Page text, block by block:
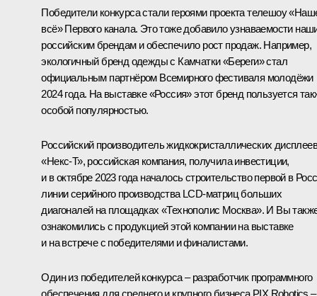
Победители конкурса стали героями проекта телешоу
всё» Первого канала. Это тоже добавило узнаваемости
российским брендам и обеспечило рост продаж. Например,
экологичный бренд одежды с Камчатки «Береги» стал
официальным партнёром Всемирного фестиваля молодёжи
2024 года. На выставке «Россия» этот бренд пользуется
особой популярностью.
Российский производитель жидкокристаллических дисплеев
«Некс-Т», российская компания, получила инвестиции,
и в октябре 2023 года началось строительство первой в
линии серийного производства LCD-матриц больших
диагоналей на площадках «Технополис Москва». И Вы
ознакомились с продукцией этой компании на выставке
и на встрече с победителями и финалистами.
Один из победителей конкурса – разработчик программного
обеспечения для среднего и крупного бизнеса PIX Robotics –